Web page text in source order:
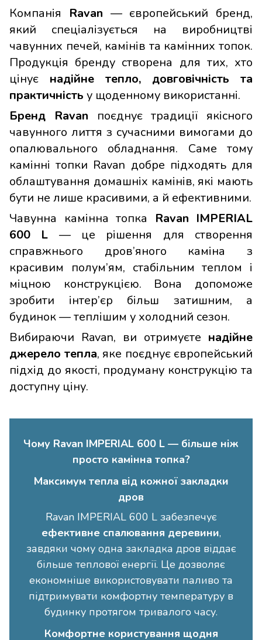
Компанія Ravan — європейський бренд,
який спеціалізується на виробництві
чавунних печей, камінів та камінних топок.
Продукція бренду створена для тих, хто
цінує надійне тепло, довговічність та
практичність у щоденному використанні.
Бренд Ravan поєднує традиції якісного
чавунного лиття з сучасними вимогами до
опалювального обладнання. Саме тому
камінні топки Ravan добре підходять для
облаштування домашніх камінів, які мають
бути не лише красивими, а й ефективними.
Чавунна камінна топка Ravan IMPERIAL
600 L — це рішення для створення
справжнього дров’яного каміна з
красивим полум’ям, стабільним теплом і
міцною конструкцією. Вона допоможе
зробити інтер’єр більш затишним, а
будинок — теплішим у холодний сезон.
Вибираючи Ravan, ви отримуєте надійне
джерело тепла, яке поєднує європейський
підхід до якості, продуману конструкцію та
доступну ціну.
Чому Ravan IMPERIAL 600 L — більше ніж
просто камінна топка?
Максимум тепла від кожної закладки
дров
Ravan IMPERIAL 600 L забезпечує
ефективне спалювання деревини,
завдяки чому одна закладка дров віддає
більше теплової енергії. Це дозволяє
економніше використовувати паливо та
підтримувати комфортну температуру в
будинку протягом тривалого часу.
Комфортне користування щодня